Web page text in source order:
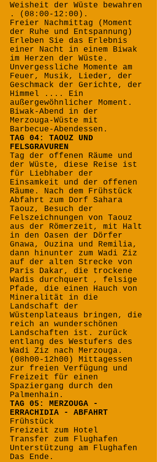
Weisheit der Wüste bewahren
. (08:00-12:00).
Freier Nachmittag (Moment
der Ruhe und Entspannung)
Erleben Sie das Erlebnis
einer Nacht in einem Biwak
im Herzen der Wüste.
Unvergessliche Momente am
Feuer, Musik, Lieder, der
Geschmack der Gerichte, der
Himmel .... Ein
außergewöhnlicher Moment.
Biwak-Abend in der
Merzouga-Wüste mit
Barbecue-Abendessen.
TAG 04: TAOUZ UND
FELSGRAVUREN
Tag der offenen Räume und
der Wüste, diese Reise ist
für Liebhaber der
Einsamkeit und der offenen
Räume. Nach dem Frühstück
Abfahrt zum Dorf Sahara
Taouz, Besuch der
Felszeichnungen von Taouz
aus der Römerzeit, mit Halt
in den Oasen der Dörfer
Gnawa, Ouzina und Remilia,
dann hinunter zum Wadi Ziz
auf der alten Strecke von
Paris Dakar, die trockene
Wadis durchquert , felsige
Pfade, die einen Hauch von
Mineralität in die
Landschaft der
Wüstenplateaus bringen, die
reich an wunderschönen
Landschaften ist. zurück
entlang des Westufers des
Wadi Ziz nach Merzouga. ​
(08h00-12h00) Mittagessen
zur freien Verfügung und
Freizeit für einen
Spaziergang durch den
Palmenhain.
TAG 05: MERZOUGA -
ERRACHIDIA - ABFAHRT
Frühstück
Freizeit zum Hotel
Transfer zum Flughafen
Unterstützung am Flughafen
Das Ende.